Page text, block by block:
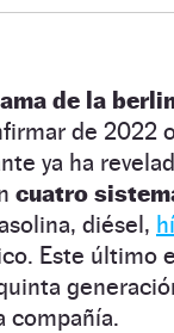
de la
de 2022
ya ha
cuatro
diésel,
Este último
compañía.